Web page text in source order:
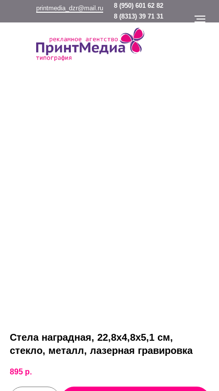
8 (950) 601 62 82
printmedia_dzr@mail.ru
8 (8313) 39 71 31
Стела наградная, 22,8х4,8х5,1 см,
стекло, металл, лазерная гравировка
895 р.